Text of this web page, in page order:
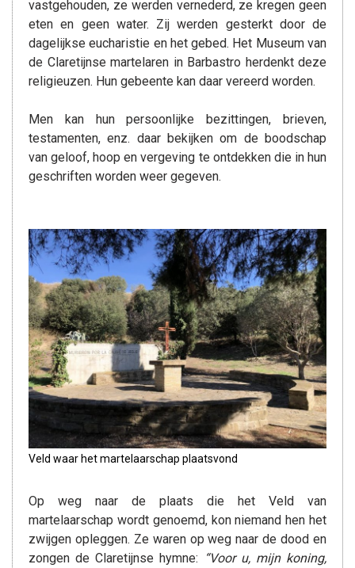
vastgehouden, ze werden vernederd, ze kregen geen
eten en geen water. Zij werden gesterkt door de
dagelijkse eucharistie en het gebed. Het Museum van
de Claretijnse martelaren in Barbastro herdenkt deze
religieuzen. Hun gebeente kan daar vereerd worden.
Men kan hun persoonlijke bezittingen, brieven,
testamenten, enz. daar bekijken om de boodschap
van geloof, hoop en vergeving te ontdekken die in hun
geschriften worden weer gegeven.
Veld waar het martelaarschap plaatsvond
Op weg naar de plaats die het Veld van
martelaarschap wordt genoemd, kon niemand hen het
zwijgen opleggen. Ze waren op weg naar de dood en
zongen de Claretijnse hymne:
“Voor u, mijn koning,